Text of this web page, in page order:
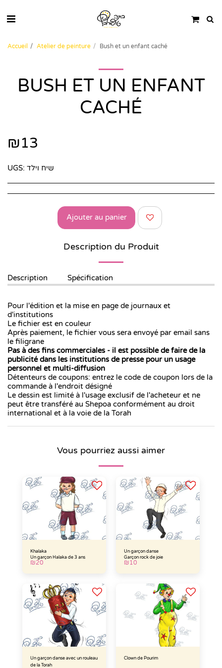
Accueil Atelier de peinture Bush et un enfant caché
BUSH ET UN ENFANT
CACHÉ
₪13
UGS: שיח וילד
Ajouter au panier
Description du Produit
Description Spécification
Pour l'édition et la mise en page de journaux et
d'institutions
Le fichier est en couleur
Après paiement, le fichier vous sera envoyé par email sans
le filigrane
Pas à des fins commerciales - il est possible de faire de la
publicité dans les institutions de presse pour un usage
personnel et multi-diffusion
Détenteurs de coupons: entrez le code de coupon lors de la
commande à l'endroit désigné
Le dessin est limité à l'usage exclusif de l'acheteur et ne
peut être transféré au Shepoa conformément au droit
international et à la voie de la Torah
Vous pourriez aussi aimer
Khalaka
Un garçon Halaka de 3 ans
₪20
Un garçon danse
Garçon rock de joie
₪10
Un garçon danse avec un rouleau
de la Torah
Clown de Pourim